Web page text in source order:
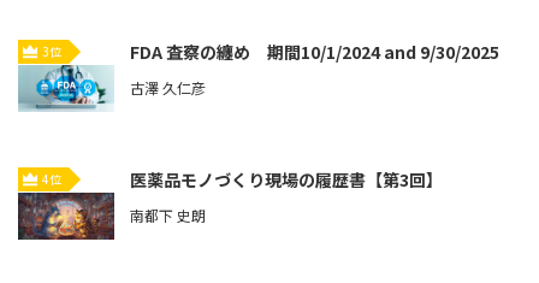
3位 FDA 査察の纏め 期間10/1/2024 and 9/30/2025
古澤 久仁彦
4位 医薬品モノづくり現場の履歴書【第3回】
南都下 史朗